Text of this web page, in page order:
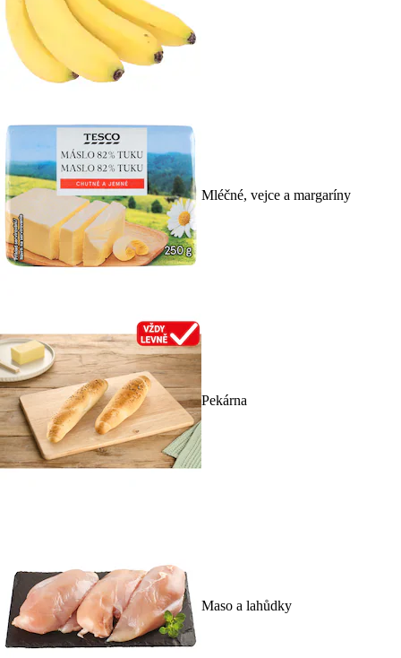
Mléčné, vejce a margaríny
Pekárna
Maso a lahůdky